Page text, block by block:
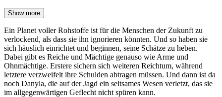
Show more
Ein Planet voller Rohstoffe ist für die Menschen der Zukunft zu
verlockend, als dass sie ihn ignorieren könnten. Und so haben sie
sich häuslich einrichtet und beginnen, seine Schätze zu heben.
Dabei gibt es Reiche und Mächtige genauso wie Arme und
Ohnmächtige. Erstere sichern sich weiteren Reichtum, während
letztere verzweifelt ihre Schulden abtragen müssen. Und dann ist da
noch Danyla, die auf der Jagd ein seltsames Wesen verletzt, das sie
im allgegenwärtigen Geflecht nicht spüren kann.